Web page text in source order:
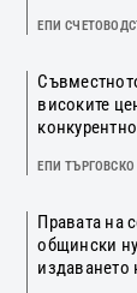
ЕПИ
високите
ЕПИ
Правата на
общински
издаването